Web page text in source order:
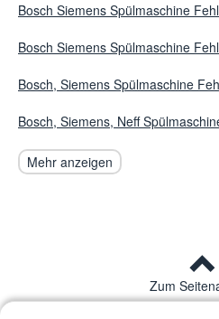
Bosch Siemens Spülmaschine
Bosch Siemens Spülmaschine
Bosch, Siemens Spülmaschine
Bosch, Siemens, Neff
Mehr anzeigen
Zum